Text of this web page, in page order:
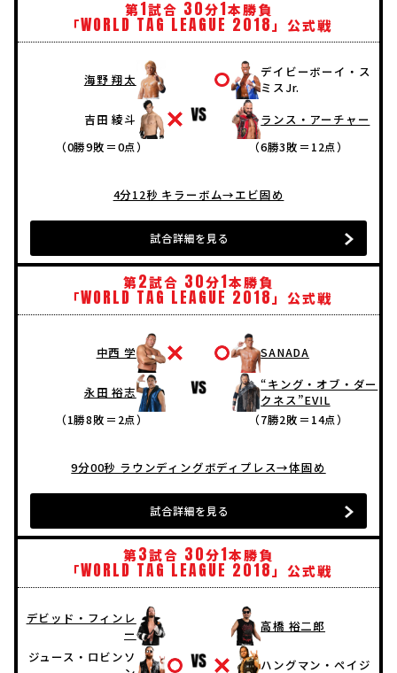
第1試合 30分1本勝負
「WORLD TAG LEAGUE 2018」公式戦
海野 翔太
吉田 綾斗
（0勝9敗＝0点）
デイビーボーイ・ス
ミスJr.
ランス・アーチャー
（6勝3敗＝12点）
4分12秒 キラーボム→エビ固め
試合詳細を見る
第2試合 30分1本勝負
「WORLD TAG LEAGUE 2018」公式戦
中西 学
永田 裕志
（1勝8敗＝2点）
SANADA
“キング・オブ・ダー
クネス”EVIL
（7勝2敗＝14点）
9分00秒 ラウンディングボディプレス→体固め
試合詳細を見る
第3試合 30分1本勝負
「WORLD TAG LEAGUE 2018」公式戦
デビッド・フィンレ
ー
ジュース・ロビンソ
高橋 裕二郎
ハングマン・ペイジ